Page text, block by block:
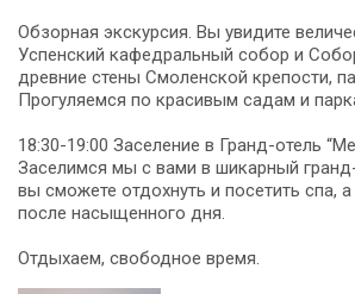
Обзорная экскурсия. Вы увидите
Успенский кафедральный собор и
древние стены Смоленской крепости,
Прогуляемся по красивым садам и
18:30-19:00 Заселение в Гранд-отель
Заселимся мы с вами в шикарный
вы сможете отдохнуть и посетить спа,
после насыщенного дня.
Отдыхаем, свободное время.